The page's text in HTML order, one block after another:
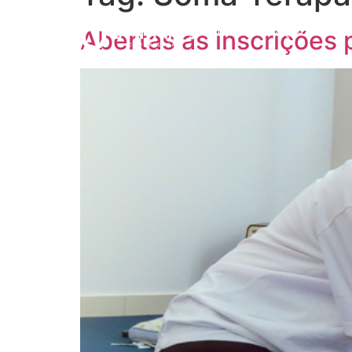
HOME O QUE
Abertas as inscrições